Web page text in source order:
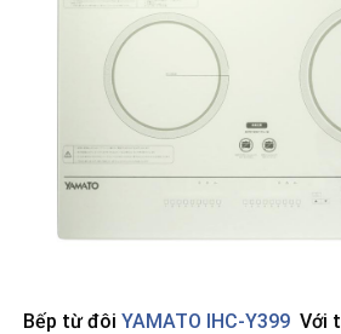
Bếp từ đôi YAMATO IHC-Y399 Với